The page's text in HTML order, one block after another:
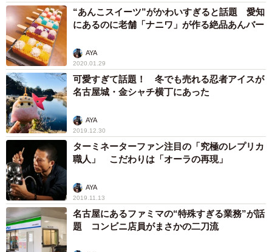
“あんこスイーツ”がかわいすぎると話題 愛知
にあるのに老舗「ナニワ」が作る絶品あんバー
AYA
2020.01.29
可愛すぎて話題！ 冬でも売れる忍者アイスが
名古屋城・金シャチ横丁にあった
AYA
2019.12.30
ターミネーターファン注目の「究極のレプリカ
職人」 こだわりは「オーラの再現」
AYA
2019.11.13
名古屋にあるファミマの“特殊すぎる業務”が話
題 コンビニ店員がまさかの二刀流